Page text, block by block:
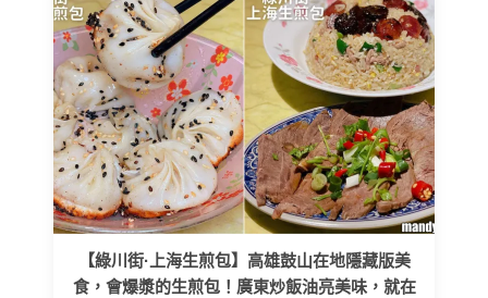
【綠川街·上海生煎包】高雄鼓山在地隱藏版美
食，會爆漿的生煎包！廣東炒飯油亮美味，就在